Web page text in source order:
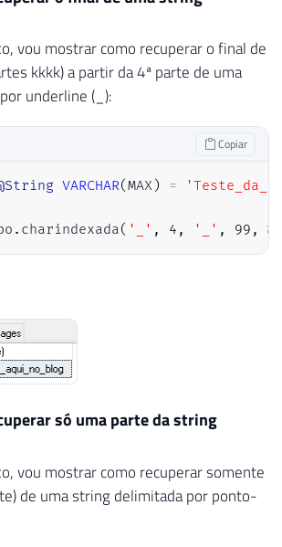
vou mostrar como recuperar o final de
kkkk) a partir da 4ª parte de uma
underline (_):
Copiar
VARCHAR(MAX) =
. charindexada( '_' , 4 , '_' , 99 ,
só uma parte da string
vou mostrar como recuperar somente
de uma string delimitada por ponto-